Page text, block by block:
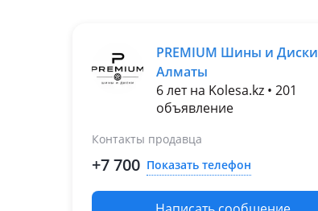
PREMIUM Шины и Диски
Алматы
6 лет на Kolesa.kz • 201
объявление
Контакты продавца
+7 700 Показать телефон